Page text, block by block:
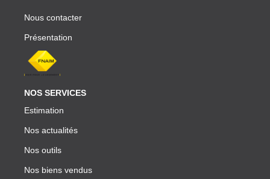
Nous contacter
Présentation
NOS SERVICES
Estimation
Nos actualités
Nos outils
Nos biens vendus